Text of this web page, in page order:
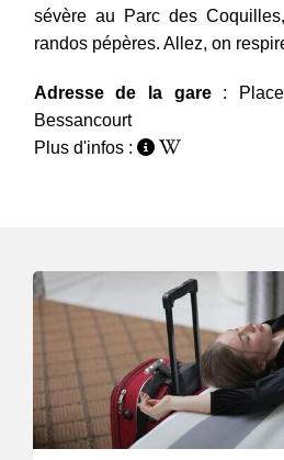
sévère au Parc des
randos pépères. Allez, on
Adresse de la gare :
Bessancourt
Plus d'infos :